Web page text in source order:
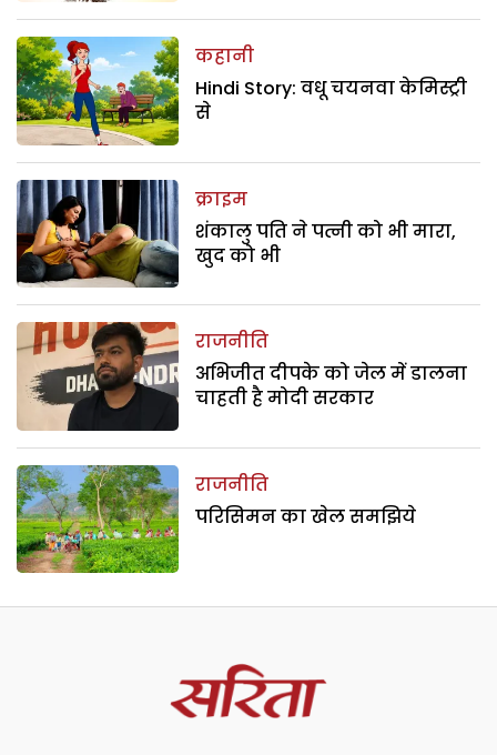
कहानी
Hindi Story: वधू चयनवा केमिस्ट्री
से
क्राइम
शंकालु पति ने पत्नी को भी मारा,
खुद को भी
राजनीति
अभिजीत दीपके को जेल में डालना
चाहती है मोदी सरकार
राजनीति
परिसिमन का खेल समझिये